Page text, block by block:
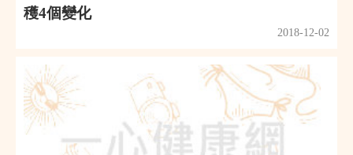
穫4個變化
2018-12-02